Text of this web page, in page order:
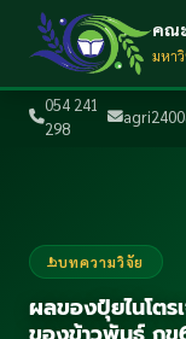
054 241
298
คณ
มหา
บทความวิจัย
ผลของปุ๋ยไนโตร